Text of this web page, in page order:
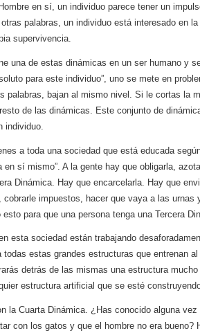
en sí, un individuo parece tener un
palabras, un individuo está interesado en
supervivencia.
una de estas dinámicas en un ser humano y
para este individuo”, uno se mete en
palabras, bajan al mismo nivel. Si le cortas la
de las dinámicas. Este conjunto de
individuo.
a toda una sociedad que está educada
en sí mismo”. A la gente hay que obligarla,
Dinámica. Hay que encarcelarla. Hay que
cobrarle impuestos, hacer que vaya a las urnas
esto para que una persona tenga una Tercera
esta sociedad están trabajando
estas grandes estructuras que entrenan
detrás de las mismas una estructura
estructura artificial que se esté
la Cuarta Dinámica. ¿Has conocido alguna
con los gatos y que el hombre no era bueno?